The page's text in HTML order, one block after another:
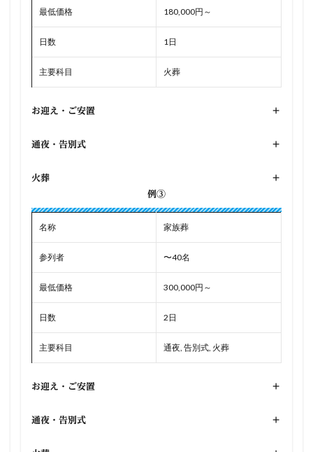
最低価格 180,000円～
日数 1日
主要科目 火葬
お迎え・ご安置 +
通夜・告別式 +
火葬
+
例③
名称 家族葬
参列者 〜40名
最低価格 300,000円～
日数 2日
主要科目 通夜, 告別式, 火葬
お迎え・ご安置 +
通夜・告別式 +